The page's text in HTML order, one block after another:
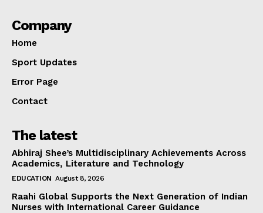
Company
Home
Sport Updates
Error Page
Contact
The latest
Abhiraj Shee’s Multidisciplinary Achievements Across
Academics, Literature and Technology
EDUCATION August 8, 2026
Raahi Global Supports the Next Generation of Indian
Nurses with International Career Guidance